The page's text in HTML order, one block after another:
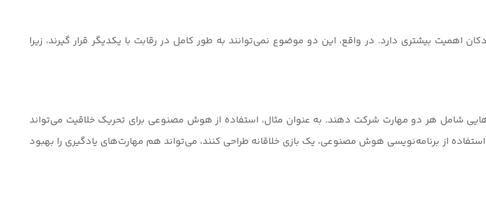
اهمیت بیشتری دارد. در واقع، این دو موضوع نمی‌توانند به طور کامل در رقابت با یکدیگر قرار گیرند، زیرا
شامل هر دو مهارت شرکت دهند. به عنوان مثال، استفاده از هوش مصنوعی برای تحریک خلاقیت می‌تواند
از برنامه‌نویسی هوش مصنوعی، یک بازی خلاقانه طراحی کنند، می‌تواند هم مهارت‌های یادگیری را بهبود